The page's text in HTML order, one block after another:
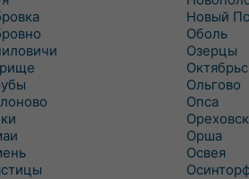
Новый
Оболь
Озерцы
Ольгово
Опса
Ореховск
Орша
Освея